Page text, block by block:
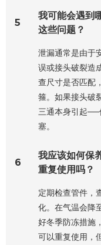
5
我可能会遇到
这些问题？
泄漏通常是由于
误或接头破裂造
查尺寸是否匹配
箍。如果接头破
三通本身引起——
塞。
6
我应该如何保
重复使用吗？
定期检查管件，
化。在气温会降
好冬季防冻措施
可以重复使用，